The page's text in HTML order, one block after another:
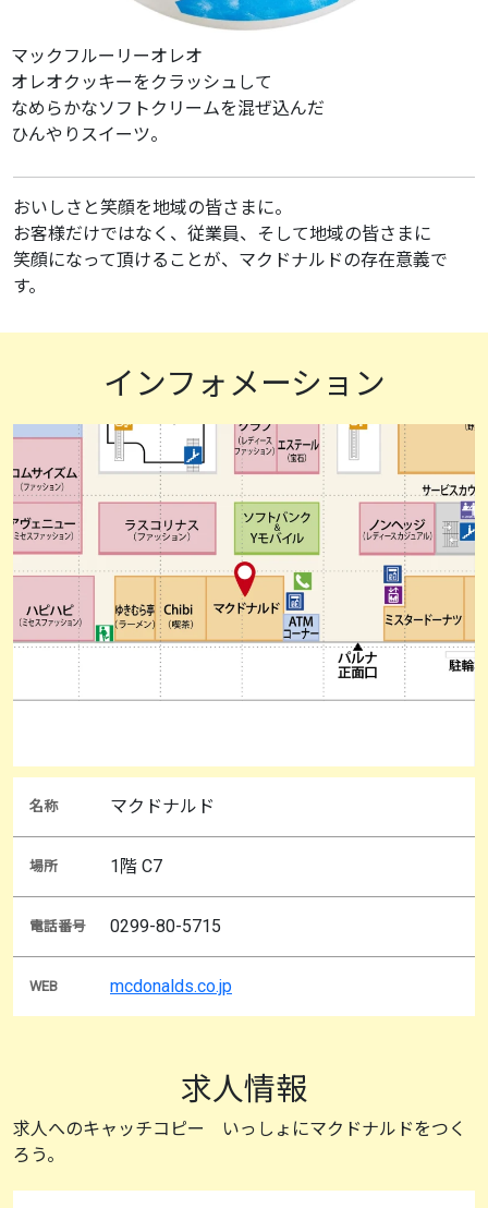
マックフルーリーオレオ
オレオクッキーをクラッシュして
なめらかなソフトクリームを混ぜ込んだ
ひんやりスイーツ。
おいしさと笑顔を地域の皆さまに。
お客様だけではなく、従業員、そして地域の皆さまに
笑顔になって頂けることが、マクドナルドの存在意義で
す。
インフォメーション
名称 マクドナルド
場所 1階 C7
電話番号 0299-80-5715
WEB mcdonalds.co.jp
求人情報
求人へのキャッチコピー いっしょにマクドナルドをつく
ろう。